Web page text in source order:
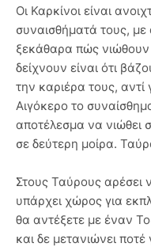
Οι Καρκίνοι είναι
συναισθήματά τους,
ξεκάθαρα πώς
δείχνουν είναι ότι
την καριέρα τους, αντί
Αιγόκερο το
αποτέλεσμα να νιώθει
σε δεύτερη μοίρα.
Στους Ταύρους αρέσει
υπάρχει χώρος για
θα αντέξετε με έναν
και δε μετανιώνει ποτέ